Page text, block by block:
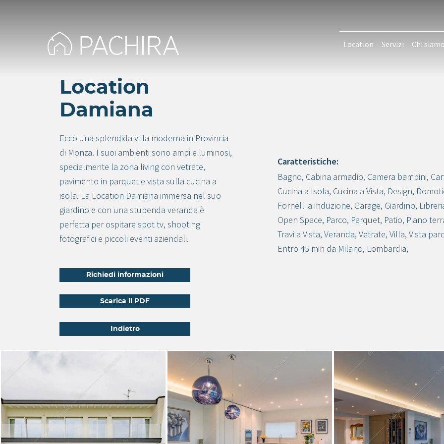
Location Servizi Chi
Location
Damiana
Ecco una splendida villa moderna in Provincia
di Monza. I suoi ambienti sono ampi e luminosi,
specialmente la zona living con vetrate,
pavimento in parquet e vista sulla cucina a
isola. La Location Damiana immersa nel suo
giardino e con una stupenda veranda è
perfetta per ospitare spot tv, shooting
fotografici e piccoli eventi aziendali.
Richiedi informazioni
Scarica il PDF
Indietro
Crea progetto
Caratteristiche:
Bagno, Cabina armadio, Camera bambini,
Cucina a Isola, Cucina a Vista, Design,
Fornelli a induzione, Garage, Giardino,
Open Space, Parco, Parquet, Patio, Piano
Travi a Vista, Veranda, Vetrate, Villa, Vista
Entro 45 min da Milano, Lombardia,